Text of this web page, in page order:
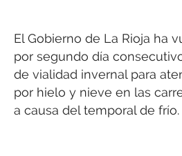
El Gobierno de La Rioja ha
por segundo día
de vialidad invernal para
por hielo y nieve en las
a causa del temporal de frío.